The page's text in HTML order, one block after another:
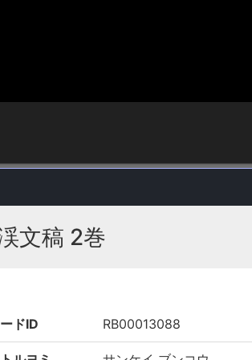
文稿 2巻
ドID RB00013088